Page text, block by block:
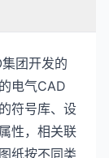
团开发的
电气CAD
符号库、设
性，相关联
纸按不同类